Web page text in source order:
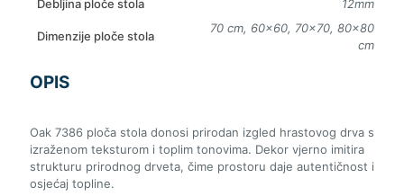
Debljina ploče stola 12mm
Dimenzije ploče stola
70 cm, 60×60, 70×70, 80×80
cm
OPIS
Oak 7386 ploča stola donosi prirodan izgled hrastovog drva s
izraženom teksturom i toplim tonovima. Dekor vjerno imitira
strukturu prirodnog drveta, čime prostoru daje autentičnost i
osjećaj topline.